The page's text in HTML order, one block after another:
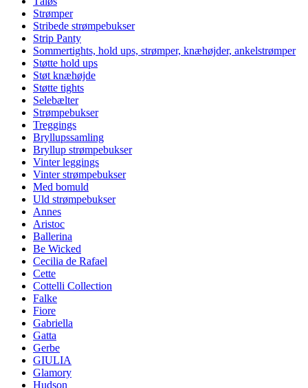
Strømper
Stribede strømpebukser
Strip Panty
Sommertights, hold ups, strømper, knæhøjder, ankelstrømper
Støtte hold ups
Støt knæhøjde
Støtte tights
Selebælter
Strømpebukser
Treggings
Bryllupssamling
Bryllup strømpebukser
Vinter leggings
Vinter strømpebukser
Med bomuld
Uld strømpebukser
Annes
Aristoc
Ballerina
Be Wicked
Cecilia de Rafael
Cette
Cottelli Collection
Falke
Fiore
Gabriella
Gatta
Gerbe
GIULIA
Glamory
Hudson